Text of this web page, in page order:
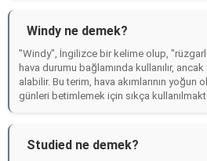
Windy ne demek?
"Windy", İngilizce bir kelime olup,
hava durumu bağlamında kullanılır,
alabilir. Bu terim, hava akımlarının yoğun
günleri betimlemek için sıkça
Studied ne demek?